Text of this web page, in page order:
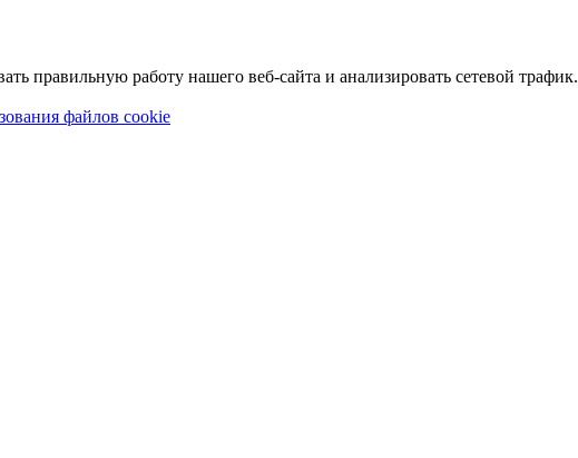
правильную работу нашего веб-сайта и анализировать сетевой трафик.
файлов cookie